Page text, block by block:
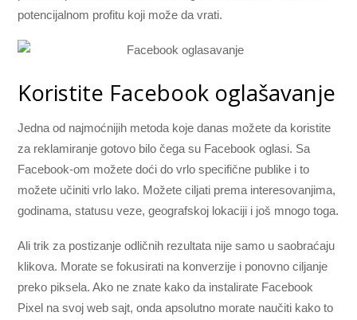
potencijalnom profitu koji može da vrati.
Koristite Facebook oglašavanje
Jedna od najmoćnijih metoda koje danas možete da koristite
za reklamiranje gotovo bilo čega su Facebook oglasi. Sa
Facebook-om možete doći do vrlo specifične publike i to
možete učiniti vrlo lako. Možete ciljati prema interesovanjima,
godinama, statusu veze, geografskoj lokaciji i još mnogo toga.
Ali trik za postizanje odličnih rezultata nije samo u saobraćaju
klikova. Morate se fokusirati na konverzije i ponovno ciljanje
preko piksela. Ako ne znate kako da instalirate Facebook
Pixel na svoj web sajt, onda apsolutno morate naučiti kako to